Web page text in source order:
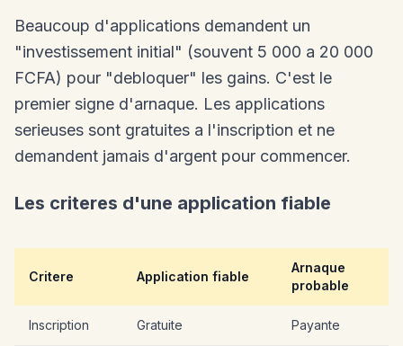
Beaucoup d'applications demandent un
"investissement initial" (souvent 5 000 a 20 000
FCFA) pour "debloquer" les gains. C'est le
premier signe d'arnaque. Les applications
serieuses sont gratuites a l'inscription et ne
demandent jamais d'argent pour commencer.
Les criteres d'une application fiable
Critere Application fiable
Arnaque
probable
Inscription Gratuite Payante